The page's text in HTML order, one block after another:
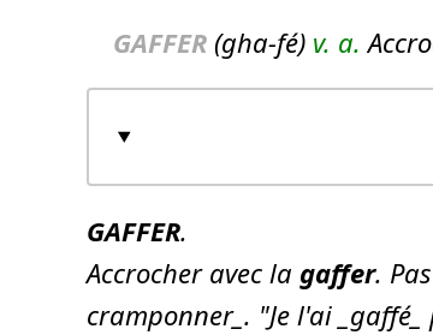
GAFFER (gha-fé) v. a.
GAFFER.
Accrocher avec la gaffer.
cramponner_. "Je l'ai